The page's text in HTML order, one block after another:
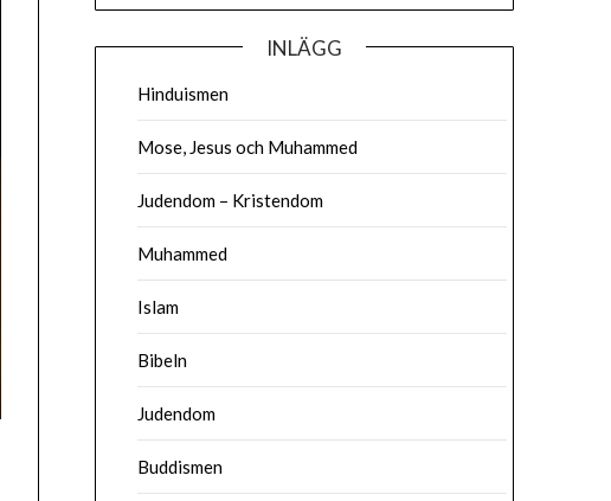
INLÄGG
Hinduismen
Mose, Jesus och Muhammed
Judendom – Kristendom
Muhammed
Islam
Bibeln
Judendom
Buddismen